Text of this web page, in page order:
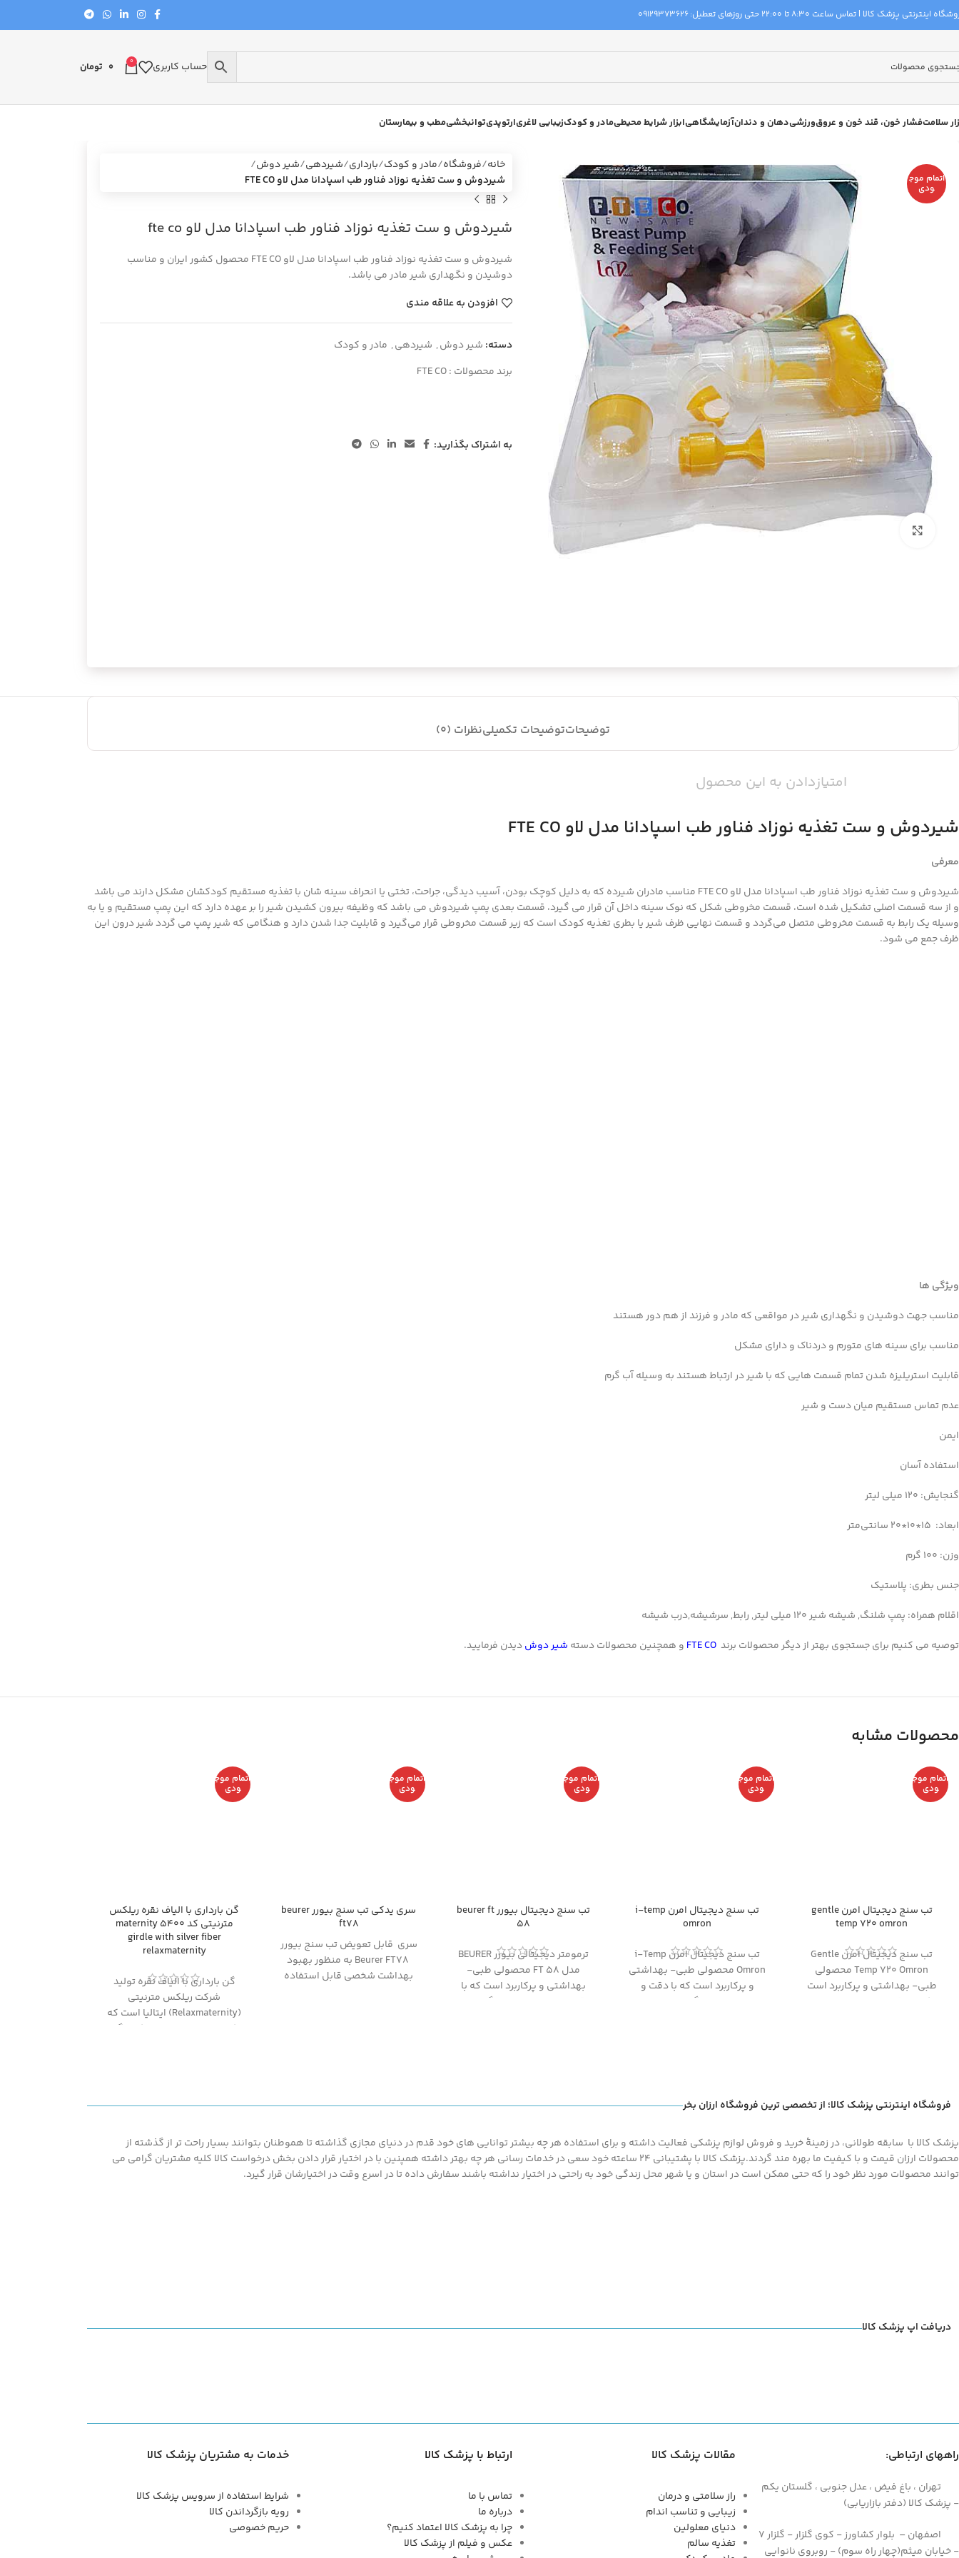
اینترنتی پزشک کالا | تماس ساعت 8:30 تا 22:00 حتی روزهای تعطیل: 09129373626
حساب کاربری 0
0 تومان
سلامتفشار خون، قند خون و عروقورزشیدهان و دندانآزمایشگاهیابزار شرایط محیطیمادر و کودکزیبایی لاغریارتوپدیتوانبخشیمطب و بیمارستان
اتمام موج
ودی
خانه فروشگاه مادر و کودک بارداری شیردهی شیر دوش
شیردوش و ست تغذیه نوزاد فناور طب اسپادانا مدل لاو FTE CO
شیردوش و ست تغذیه نوزاد فناور طب اسپادانا مدل لاو fte co
شیردوش و ست تغذیه نوزاد فناور طب اسپادانا مدل لاو FTE CO محصول کشور ایران و مناسب
دوشیدن و نگهداری شیر مادر می باشد.
افزودن به علاقه مندی
دسته: شیر دوش, شیردهی, مادر و کودک
برند محصولات :FTE CO
به اشتراک بگذارید:
توضیحاتتوضیحات تکمیلینظرات (0)
امتیازدادن به این محصول
شیردوش و ست تغذیه نوزاد فناور طب اسپادانا مدل لاو FTE CO
معرفی
شیردوش و ست تغذیه نوزاد فناور طب اسپادانا مدل لاو FTE CO مناسب مادران شیرده که به دلیل کوچک بودن، آسیب دیدگی، جراحت، تختی یا انحراف سینه شان با تغذیه مستقیم کودکشان مشکل دارند می باشد
و از سه قسمت اصلی تشکیل شده است، قسمت مخروطی شکل که نوک سینه داخل آن قرار می ‌گیرد، قسمت بعدی پمپ شیردوش می باشد که وظیفه بیرون کشیدن شیر را بر عهده دارد که این پمپ مستقیم و یا به
وسیله یک رابط به قسمت مخروطی متصل می‌گردد و قسمت نهایی ظرف شیر یا بطری تغذیه کودک است که زیر قسمت مخروطی قرار می‌گیرد و قابلیت جدا شدن دارد و هنگامی که شیر پمپ می‌ گردد شیر درون این
ظرف جمع می‌ شود.
ویژگی ها
مناسب جهت دوشیدن و نگهداری شیر در مواقعی که مادر و فرزند از هم دور هستند
مناسب برای سینه های متورم و دردناک و دارای مشکل
قابلیت استریلیزه شدن تمام قسمت هایی که با شیر در ارتباط هستند به وسیله آب گرم
عدم تماس مستقیم میان دست و شیر
ایمن
استفاده آسان
گنجایش: 120 میلی‌ لیتر
ابعاد: 15*10*20 سانتی‌متر
وزن: 100 گرم
جنس بطری: پلاستیک
اقلام همراه: پمپ شلنگ, شیشه شیر 120 میلی لیتر, رابط, سرشیشه,درب شیشه
توصیه می کنیم برای جستجوی بهتر از دیگر محصولات برند FTE CO و همچنین محصولات دسته شیر دوشدیدن فرمایید.
محصولات مشابه
اتمام موج
ودی
تب سنج دیجیتال امرن gentle
temp 720 omron
تب سنج دیجیتال امرن Gentle
Temp 720 Omron محصولی
طبی- بهداشتی و پرکاربرد است
که با دقت و سرعت بالا اندازه
اتمام موج
ودی
تب سنج دیجیتال امرن i-temp
omron
تب سنج دیجیتال امرن i-Temp
Omron محصولی طبی- بهداشتی
و پرکاربرد است که با دقت و
سرعت بالا اندازه گیری دما را انجام
اتمام موج
ودی
تب سنج دیجیتال بیورر beurer ft
58
ترمومتر دیجیتالی بیورر BEURER
مدل FT 58 محصولی طبی-
بهداشتی و پرکاربرد است که با
دقت و سرعت بالا اندازه گیری دما
اتمام موج
ودی
سری یدکی تب سنج بیورر beurer
ft78
سری قابل تعویض تب سنج بیورر
Beurer FT78 به منظور بهبود
بهداشت شخصی قابل استفاده
اتمام موج
ودی
گن بارداری با الیاف نقره ریلکس
مترنیتی کد 5400 maternity
girdle with silver fiber
relaxmaternity
گن بارداری با الیاف نقره تولید
شرکت ریلکس مترنیتی
(Relaxmaternity) ایتالیا است که
یکی از معتبرترین تولید کنندگان
در ارتباط با این محصول آمده
فروشگاه اینترنتی پزشک کالا؛ از تخصصی ترین فروشگاه ارزان بخر
پزشک کالا با سابقه طولانی، در زمینۀ خرید و فروش لوازم پزشکی فعالیت داشته و برای استفاده هر چه بیشتر توانایی های خود قدم در دنیای مجازی گذاشته تا هموطنان بتوانند بسیار راحت تر از گذشته از
محصولات ارزان قیمت و با کیفیت ما بهره مند گردند.پزشک کالا با پشتیبانی 24 ساعته خود سعی در خدمات رسانی هر چه بهتر داشته همپنین با در اختیار قرار دادن بخش درخواست کالا کلیه مشتریان گرامی می
توانند محصولات مورد نظر خود را که حتی ممکن است در استان و یا شهر محل زندگی خود به راحتی در اختیار نداشته باشند سفارش داده تا در اسرع وقت در اختیارشان قرار گیرد.
دریافت اپ پزشک کالا
خدمات به مشتریان پزشک کالا
شرایط استفاده از سرویس پزشک کالا
رویه بازگرداندن کالا
حریم خصوصی
ارتباط با پزشک کالا
تماس با ما
درباره ما
چرا به پزشک کالا اعتماد کنیم؟
عکس و فیلم از پزشک کالا
مقالات پزشک کالا
راز سلامتی و درمان
زیبایی و تناسب اندام
دنیای معلولین
تغذیه سالم
راههای ارتباطی:
تهران ، باغ فیض ، عدل جنوبی ، گلستان یکم
- پزشک کالا (دفتر بازاریابی)
اصفهان – بلوار کشاورز - کوی گلزار - گلزار 7
- خیابان میثم(چهار راه سوم) - روبروی نانوایی
Facebook
Instagram
linkedin
WhatsApp
تلگرام